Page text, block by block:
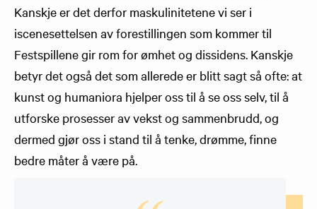
Kanskje er det derfor maskulinitetene vi ser i
iscenesettelsen av forestillingen som kommer til
Festspillene gir rom for ømhet og dissidens. Kanskje
betyr det også det som allerede er blitt sagt så ofte: at
kunst og humaniora hjelper oss til å se oss selv, til å
utforske prosesser av vekst og sammenbrudd, og
dermed gjør oss i stand til å tenke, drømme, finne
bedre måter å være på.